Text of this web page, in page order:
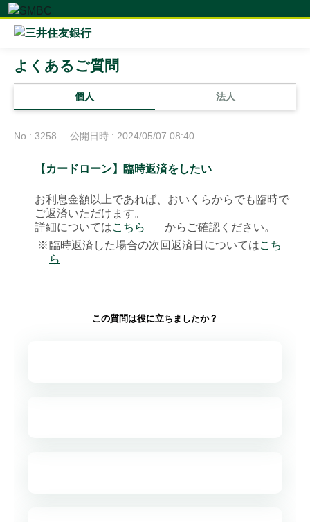
個人 法人
よくあるご質問
No : 3258 公開日時 : 2024/05/07 08:40
【カードローン】臨時返済をしたい
お利息金額以上であれば、おいくらからでも臨時で
ご返済いただけます。
詳細についてはこちら
からご確認ください。
※ 臨時返済した場合の次回返済日についてはこち
ら
この質問は役に立ちましたか？